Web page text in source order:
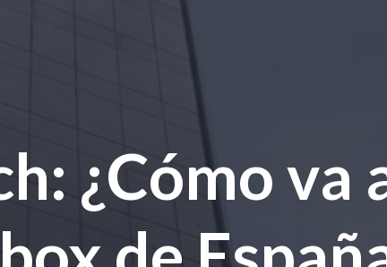
¿Cómo va